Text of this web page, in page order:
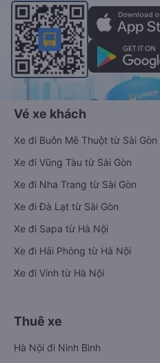
Vé xe khách
Xe đi Buôn Mê Thuột từ Sài Gòn
Xe đi Vũng Tàu từ Sài Gòn
Xe đi Nha Trang từ Sài Gòn
Xe đi Đà Lạt từ Sài Gòn
Xe đi Sapa từ Hà Nội
Xe đi Hải Phòng từ Hà Nội
Xe đi Vinh từ Hà Nội
Thuê xe
Hà Nội đi Ninh Bình